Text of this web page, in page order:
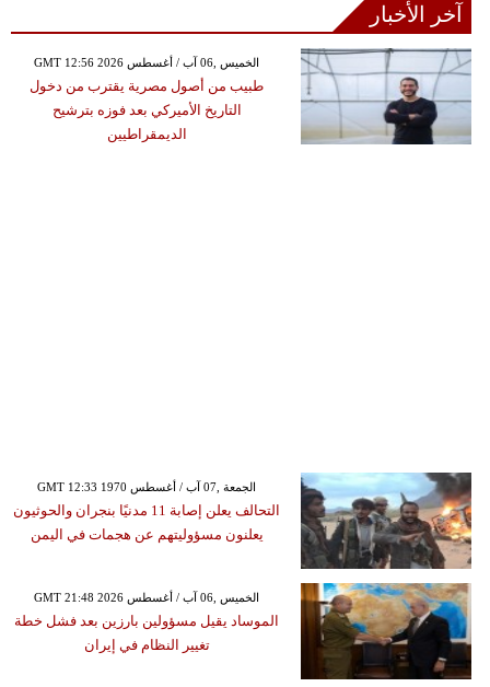
آخر الأخبار
GMT 12:56 2026 الخميس ,06 آب / أغسطس
طبيب من أصول مصرية يقترب من دخول
التاريخ الأميركي بعد فوزه بترشيح
الديمقراطيين
GMT 12:33 1970 الجمعة ,07 آب / أغسطس
التحالف يعلن إصابة 11 مدنيًا بنجران والحوثيون
يعلنون مسؤوليتهم عن هجمات في اليمن
GMT 21:48 2026 الخميس ,06 آب / أغسطس
الموساد يقيل مسؤولين بارزين بعد فشل خطة
تغيير النظام في إيران